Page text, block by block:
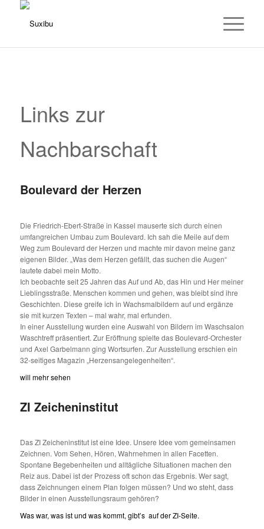
Links zur
Nachbarschaft
Boulevard der Herzen
Die Friedrich-Ebert-Straße in Kassel mauserte sich durch einen
umfangreichen Umbau zum Boulevard. Ich sah die Meile auf dem
Weg zum Boulevard der Herzen und machte mir davon meine ganz
eigenen Bilder. „Was dem Herzen gefällt, das suchen die Augen“
lautete dabei mein Motto.
Ich beobachte seit 25 Jahren das Auf und Ab, das Hin und Her meiner
Lieblingsstraße. Menschen kommen und gehen, was bleibt sind ihre
Geschichten. Diese greife ich in Wachsmalbildern auf und ergänze
sie mit kurzen Texten – mal wahr, mal erfunden.
In einer Ausstellung wurden eine Auswahl von Bildern im Waschsalon
Waschtreff präsentiert. Zur Eröffnung spielte das Boulevard-Orchester
und Axel Garbelmann ging Wortsurfen. Zur Ausstellung erschien ein
32-seitiges Magazin „Herzensangelegenheiten“.
will mehr sehen
ZI Zeicheninstitut
Das ZI Zeicheninstitut ist eine Idee. Unsere Idee vom gemeinsamen
Zeichnen. Vom Sehen, Hören, Wahrnehmen in allen Facetten.
Spontane Begebenheiten und alltägliche Situationen machen den
Reiz aus. Dabei ist der Prozess oft schon das Ergebnis. Wer sagt,
dass Zeichnungen einem Plan folgen müssen? Und wo steht, dass
Bilder in einen Ausstellungsraum gehören?
Was war, was ist und was kommt, gibt’s auf der ZI-Seite.